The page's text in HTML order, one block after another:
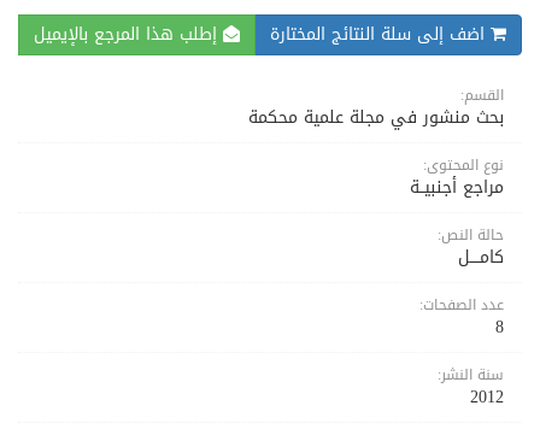
اضف إلى سلة النتائج المختارة إطلب هذا المرجع بالإيميل
القسم:
بحث منشور في مجلة علمية محكمة
نوع المحتوى:
مراجع أجنبيــة
حالة النص:
كامــــل
عدد الصفحات:
8
سنة النشر:
2012